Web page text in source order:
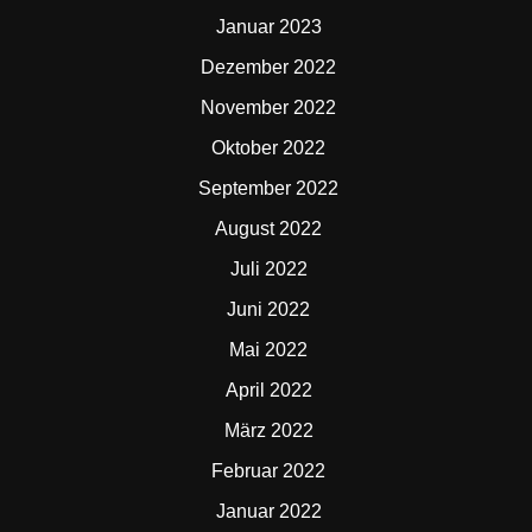
Januar 2023
Dezember 2022
November 2022
Oktober 2022
September 2022
August 2022
Juli 2022
Juni 2022
Mai 2022
April 2022
März 2022
Februar 2022
Januar 2022